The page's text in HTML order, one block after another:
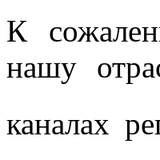
К
нашу
каналах